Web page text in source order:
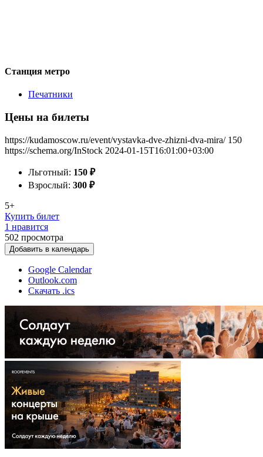
Станция метро
Печатники
Цены на билеты
https://kudamoscow.ru/event/vystavka-dve-zhizni-dva-mira/ 150
https://schema.org/InStock 2024-01-15T16:01:00+03:00
Льготный: 150 ₽
Взрослый: 300 ₽
5+
Купить билет
1 нравится
502 просмотра
Добавить в календарь
Google Calendar
Outlook.com
Скачать .ics